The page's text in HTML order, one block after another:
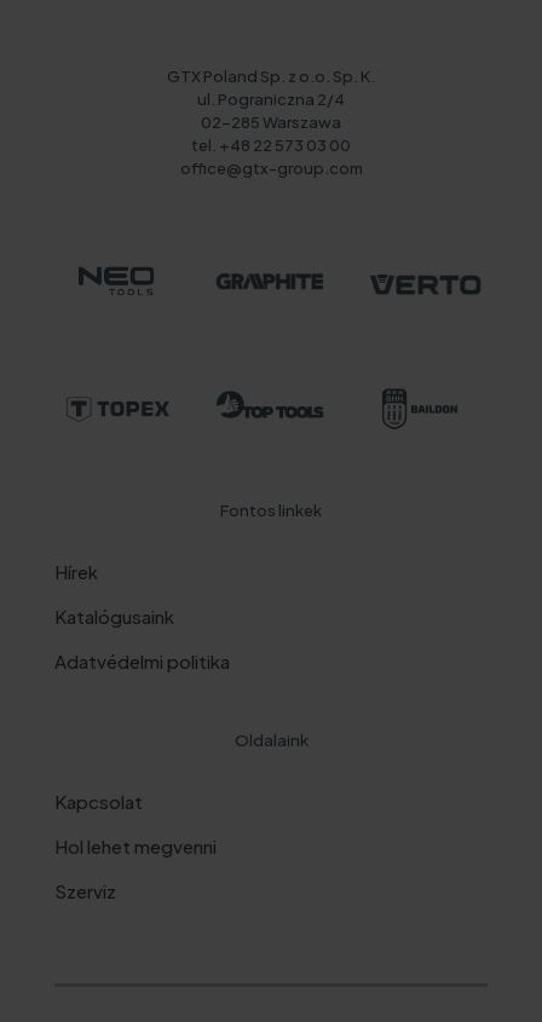
GTX Poland Sp. z o.o. Sp. K.
ul. Pograniczna 2/4
02-285 Warszawa
tel. +48 22 573 03 00
office@gtx-group.com
Fontos linkek
Hírek
Katalógusaink
Adatvédelmi politika
Oldalaink
Kapcsolat
Hol lehet megvenni
Szerviz